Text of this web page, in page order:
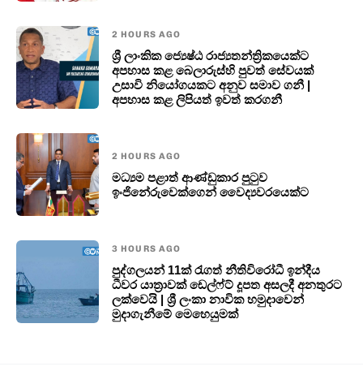
2 HOURS AGO
ශ්‍රී ලාංකික ජ්‍යෙෂ්ඨ රාජ්‍යතන්ත්‍රිකයෙක්ට
අපහාස කළ බෙලාරුස්හි පුවත් සේවයක්
උසාවි නියෝගයකට අනුව සමාව ගනී |
අපහාස කළ ලිපියත් ඉවත් කරගනී
2 HOURS AGO
මධ්‍යම පළාත් ආණ්ඩුකාර පුටුව
ඉංජිනේරුවෙක්ගෙන් වෛද්‍යවරයෙක්ට
3 HOURS AGO
පුද්ගලයන් 11ක් රැගත් නීතිවිරෝධී ඉන්දීය
ධීවර යාත්‍රාවක් ඩෙල්ෆ්ට් දූපත අසලදී අනතුරට
ලක්වෙයි | ශ්‍රී ලංකා නාවික හමුදාවෙන්
මුදාගැනීමේ මෙහෙයුමක්